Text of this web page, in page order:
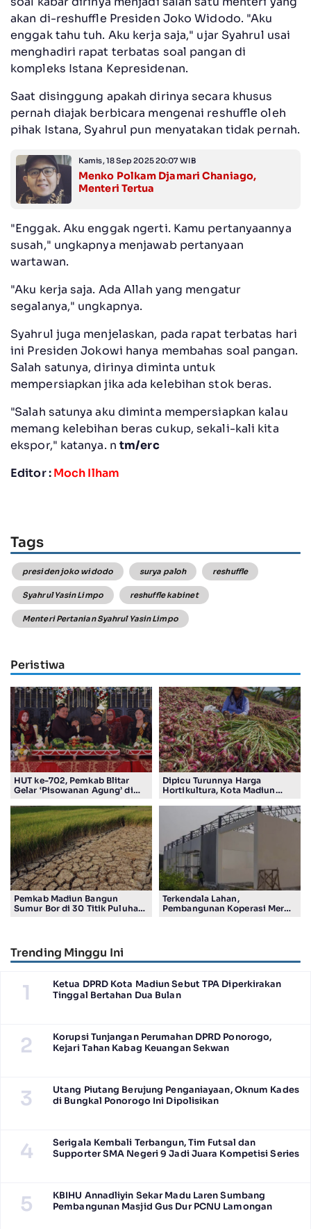
akan di-reshuffle Presiden Joko Widodo. "Aku
enggak tahu tuh. Aku kerja saja," ujar Syahrul usai
menghadiri rapat terbatas soal pangan di
kompleks Istana Kepresidenan.
Saat disinggung apakah dirinya secara khusus
pernah diajak berbicara mengenai reshuffle oleh
pihak Istana, Syahrul pun menyatakan tidak pernah.
Kamis, 18 Sep 2025 20:07 WIB
Menko Polkam Djamari Chaniago,
Menteri Tertua
"Enggak. Aku enggak ngerti. Kamu pertanyaannya
susah," ungkapnya menjawab pertanyaan
wartawan.
"Aku kerja saja. Ada Allah yang mengatur
segalanya," ungkapnya.
Syahrul juga menjelaskan, pada rapat terbatas hari
ini Presiden Jokowi hanya membahas soal pangan.
Salah satunya, dirinya diminta untuk
mempersiapkan jika ada kelebihan stok beras.
"Salah satunya aku diminta mempersiapkan kalau
memang kelebihan beras cukup, sekali-kali kita
ekspor," katanya. ntm/erc
Editor :Moch Ilham
Tags
presiden joko widodo surya paloh reshuffle
Syahrul Yasin Limpo reshuffle kabinet
Menteri Pertanian Syahrul Yasin Limpo
Peristiwa
HUT ke-702, Pemkab Blitar
Gelar ‘Pisowanan Agung’ di
Dipicu Turunnya Harga
Hortikultura, Kota Madiun
Pemkab Madiun Bangun
Sumur Bor di 30 Titik Puluhan
Terkendala Lahan,
Pembangunan Koperasi Merah
Trending Minggu Ini
1
Ketua DPRD Kota Madiun Sebut TPA Diperkirakan
Tinggal Bertahan Dua Bulan
2
Korupsi Tunjangan Perumahan DPRD Ponorogo,
Kejari Tahan Kabag Keuangan Sekwan
3
Utang Piutang Berujung Penganiayaan, Oknum Kades
di Bungkal Ponorogo Ini Dipolisikan
4
Serigala Kembali Terbangun, Tim Futsal dan
Supporter SMA Negeri 9 Jadi Juara Kompetisi Series
5
KBIHU Annadliyin Sekar Madu Laren Sumbang
Pembangunan Masjid Gus Dur PCNU Lamongan